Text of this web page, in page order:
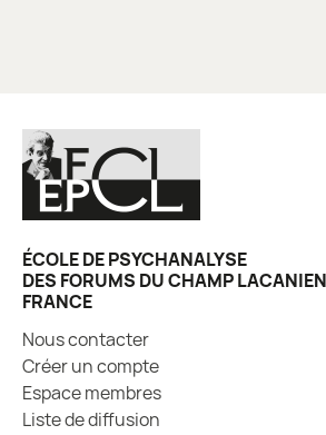
ÉCOLE DE PSYCHANALYSE
DES FORUMS DU CHAMP LACANIEN
FRANCE
Nous contacter
Créer un compte
Espace membres
Liste de diffusion